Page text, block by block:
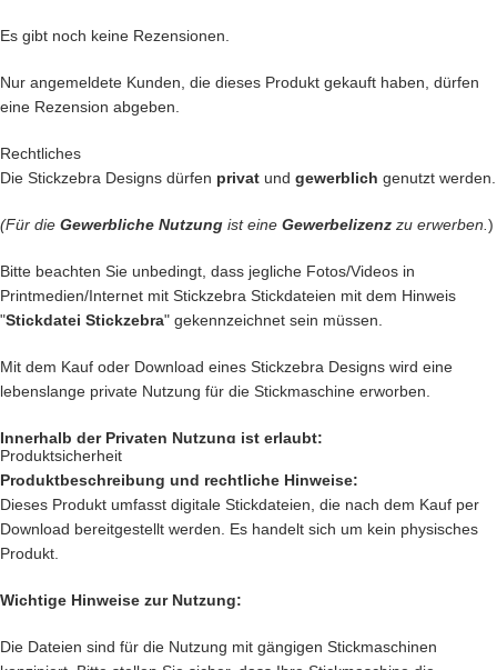
… oder vielleicht ein
liebst?
Kleidung
Kinderaugen zum glitzern bringen
Geschenke die einzigartig sind und nie vergessen werden.
… schenke Jacken, Hemden, Kissen, Taschen
einen zauberhaften Look mit Deiner
Kreativität.
Das sind nur unsere Ideen
. Du hast jetzt ganz sicher noch genialere
Idee im Kopf. Lass Deiner Fantasie freien Lauf.
Setze Deine Ideen heute noch um und kaufe jetzt
diesen tollen
Nach deiner Bestellung, kannst Du, die wundervolle Datei
herunterladen.
Es gibt noch keine Rezensionen.
Nur angemeldete Kunden, die dieses Produkt gekauft haben, dürfen
eine Rezension abgeben.
Rechtliches
Die Stickzebra Designs dürfen privat und gewerblich genutzt werden.
(Für die Gewerbliche Nutzung ist eine Gewerbelizenz zu erwerben.)
Bitte beachten Sie unbedingt, dass jegliche Fotos/Videos in
Printmedien/Internet mit Stickzebra Stickdateien mit dem Hinweis
"Stickdatei Stickzebra" gekennzeichnet sein müssen.
Mit dem Kauf oder Download eines Stickzebra Designs wird eine
lebenslange private Nutzung für die Stickmaschine erworben.
Innerhalb der Privaten Nutzung ist erlaubt:
Private Nutzung auf einem Produkt, das mit einer Stickmaschine
hergestellt worden ist, oder ein Produkt, das mit einer Stickzebra
Stickdatei bestickt wurde.
Nutzung auf Produkten, die als Geschenk oder Spende dienen sollen.
Verkauf des Produkts, das mit einer Stickmaschine hergestellt worden
Produktsicherheit
Produktbeschreibung und rechtliche Hinweise:
Dieses Produkt umfasst digitale Stickdateien, die nach dem Kauf per
Download bereitgestellt werden. Es handelt sich um kein physisches
Produkt.
Wichtige Hinweise zur Nutzung:
Die Dateien sind für die Nutzung mit gängigen Stickmaschinen